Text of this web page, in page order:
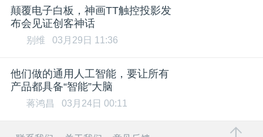
颠覆电子白板，神画TT触控投影发
布会见证创客神话
别维 03月29日 11:36
他们做的通用人工智能，要让所有
产品都具备“智能”大脑
蒋鸿昌 03月24日 00:11